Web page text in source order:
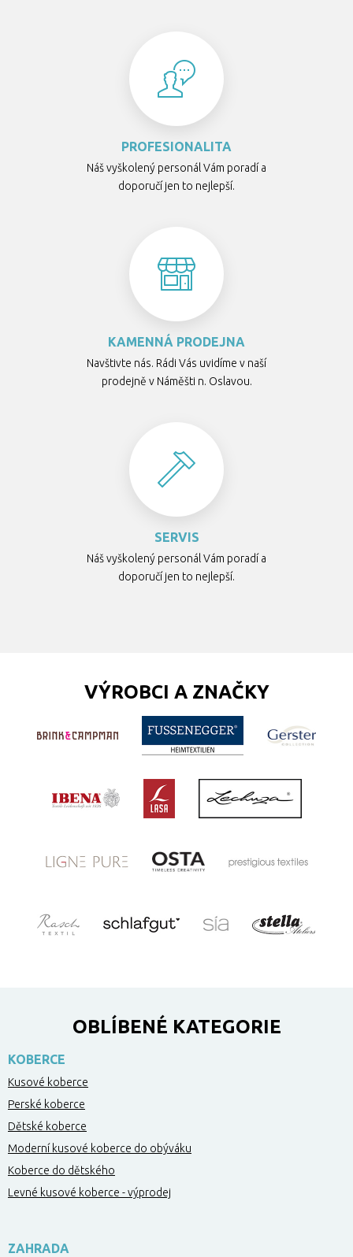
PROFESIONALITA
Náš vyškolený personál Vám poradí a
doporučí jen to nejlepší.
KAMENNÁ PRODEJNA
Navštivte nás. Rádi Vás uvidíme v naší
prodejně v Náměšti n. Oslavou.
SERVIS
Náš vyškolený personál Vám poradí a
doporučí jen to nejlepší.
VÝROBCI A ZNAČKY
OBLÍBENÉ KATEGORIE
KOBERCE
Kusové koberce
Perské koberce
Dětské koberce
Moderní kusové koberce do obýváku
Koberce do dětského
Levné kusové koberce - výprodej
ZAHRADA